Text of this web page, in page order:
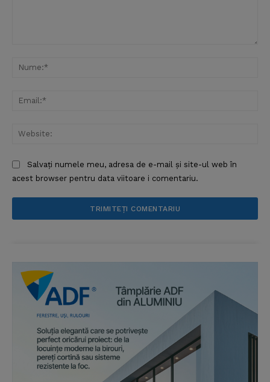
Salvați numele meu, adresa de e-mail și site-ul web în
acest browser pentru data viitoare i comentariu.